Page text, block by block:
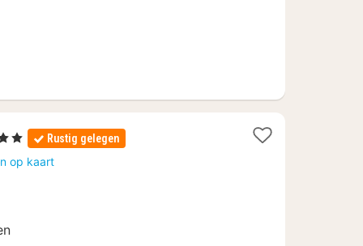
Rustig gelegen
op kaart